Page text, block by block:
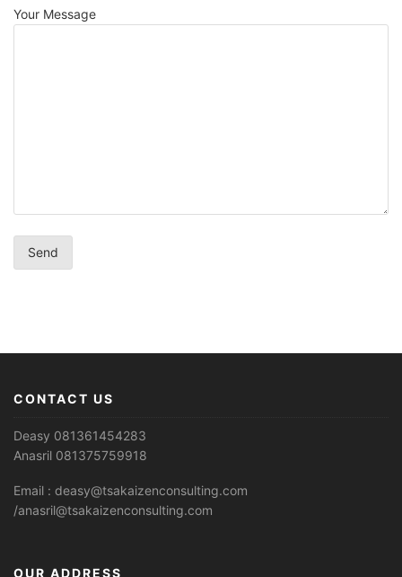
Your Message
CONTACT US
Deasy 081361454283
Anasril 081375759918
Email : deasy@tsakaizenconsulting.com
/anasril@tsakaizenconsulting.com
OUR ADDRESS